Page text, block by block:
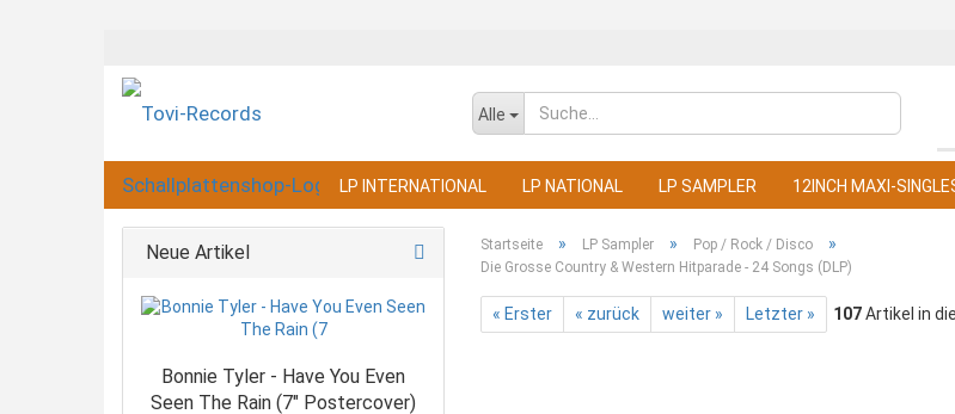
Alle
LP INTERNATIONAL LP NATIONAL LP SAMPLER 12INCH MAXI-
Startseite » LP Sampler » Pop / Rock / Disco »
Die Grosse Country & Western Hitparade - 24 Songs (DLP)
« Erster « zurück weiter » Letzter » 107Artikel in
Neue Artikel
Bonnie Tyler - Have You Even
Seen The Rain (7" Postercover)